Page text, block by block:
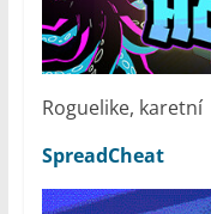
Roguelike, karetní
SpreadCheat